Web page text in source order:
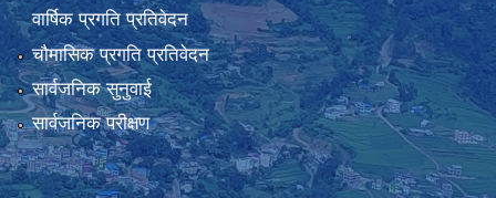
वार्षिक प्रगति प्रतिवेदन
चौमासिक प्रगति प्रतिवेदन
सार्वजनिक सुनुवाई
सार्वजनिक परीक्षण